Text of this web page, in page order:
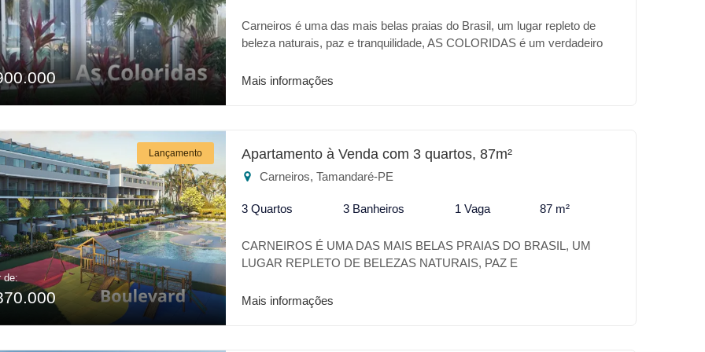
Carneiros é uma das mais belas praias do Brasil, um lugar repleto de
beleza naturais, paz e tranquilidade, AS COLORIDAS é um verdadeiro
excelente localização a 400mt do Parque Aquático Acquavetnura.
melhor lugar.
Mais informações
Lançamento
de:
Apartamento à Venda com 3 quartos, 87m²
Carneiros, Tamandaré-PE
3 Quartos 3 Banheiros 1 Vaga 87 m²
CARNEIROS É UMA DAS MAIS BELAS PRAIAS DO BRASIL, UM
LUGAR REPLETO DE BELEZAS NATURAIS, PAZ E
OÁSIS NO CORAÇÃO DESSE PARAÍSO. A SUA CASA DE PRAIA
Mais informações